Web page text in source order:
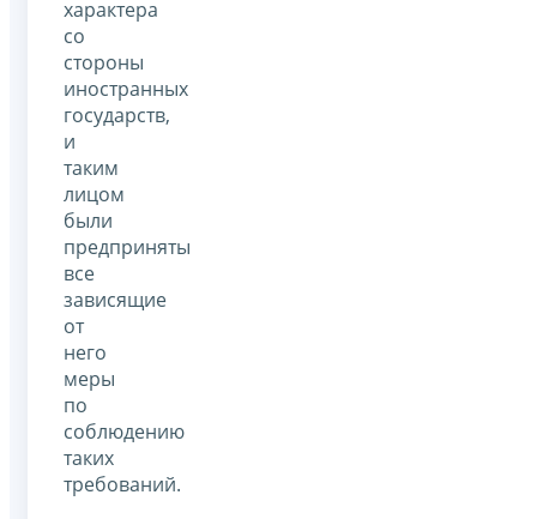
характера
со
стороны
иностранных
государств,
и
таким
лицом
были
предприняты
все
зависящие
от
него
меры
по
соблюдению
таких
требований.